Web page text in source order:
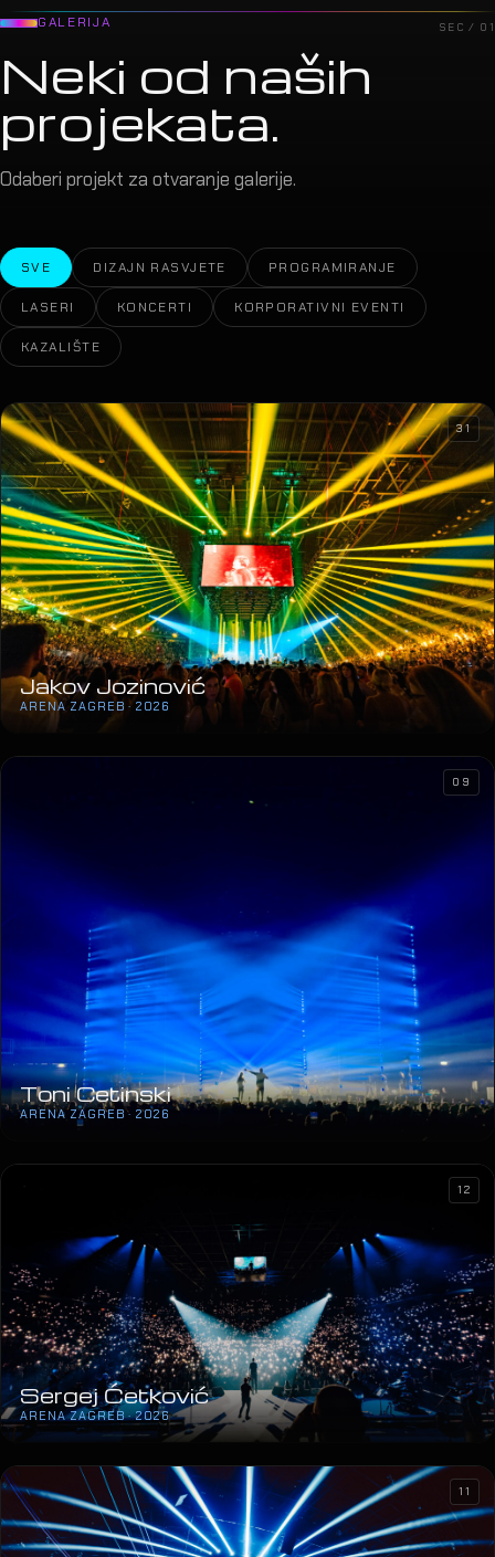
GALERIJA
Neki od naših
projekata.
Odaberi projekt za otvaranje galerije.
SEC / 01
SVE DIZAJN RASVJETE PROGRAMIRANJE
LASERI KONCERTI KORPORATIVNI EVENTI
KAZALIŠTE
Jakov Jozinović
ARENA ZAGREB · 2026
31
Toni Cetinski
ARENA ZAGREB · 2026
09
Sergej Ćetković
ARENA ZAGREB · 2026
12
11